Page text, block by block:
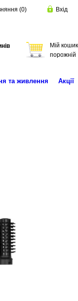
(0) Вхід
Мій кошик
порожній
та живлення Акції